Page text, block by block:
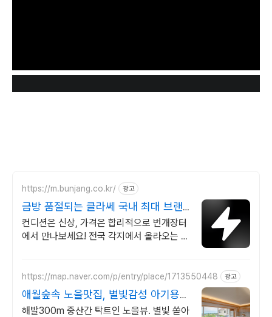
https://m.bunjang.co.kr/ 광고
금방 품절되는 클라쎄 국내 최대 브랜
드 중고거래
컨디션은 신상, 가격은 합리적으로 번개장터
에서 만나보세요! 전국 각지에서 올라오는 전
https://map.naver.com/p/entry/place/1713550448 광고
애월숲속 노을맛집, 별빛감성 아기용품
완벽구비, 대가족
해발300m 중산간 탁트인 노을뷰. 별빛 쏟아